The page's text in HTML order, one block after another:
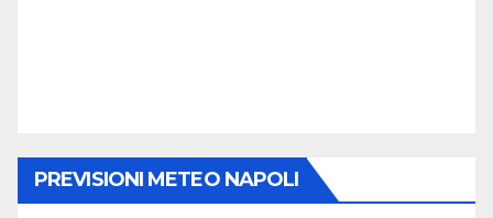
PREVISIONI METEO NAPOLI